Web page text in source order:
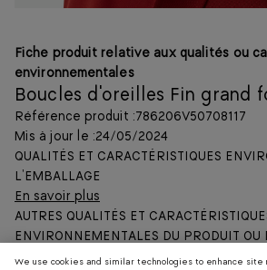
Fiche produit relative aux qualités ou
environnementales
Boucles d'oreilles Fin grand
Référence produit : 786206V50708117
Mis à jour le :24/05/2024
QUALITÉS ET CARACTÉRISTIQUES
L’EMBALLAGE
En savoir plus
AUTRES QUALITÉS ET
ENVIRONNEMENTALES DU PRODUIT OU
Description :
We use cookies and similar technologies to enhance